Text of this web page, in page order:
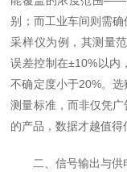
别；而工业车间则需
采样仪为例，其测量
误差控制在±10%以内
不确定度小于20%。
测量标准，而非仅凭
的产品，数据才越值得
二、信号输出与供